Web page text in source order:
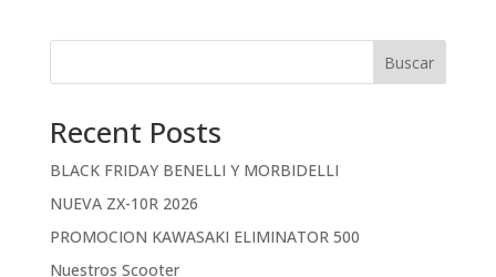
Buscar
Recent Posts
BLACK FRIDAY BENELLI Y MORBIDELLI
NUEVA ZX-10R 2026
PROMOCION KAWASAKI ELIMINATOR 500
Nuestros Scooter